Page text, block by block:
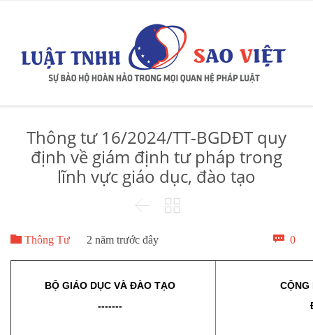
Thông tư 16/2024/TT-BGDĐT quy
định về giám định tư pháp trong
lĩnh vực giáo dục, đào tạo
 
 Thông Tư 2 năm trước đây  0
BỘ GIÁO DỤC VÀ ĐÀO TẠO
-------
CỘNG